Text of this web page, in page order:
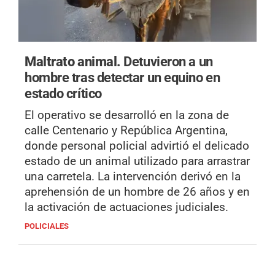
Maltrato animal. Detuvieron a un
hombre tras detectar un equino en
estado crítico
El operativo se desarrolló en la zona de
calle Centenario y República Argentina,
donde personal policial advirtió el delicado
estado de un animal utilizado para arrastrar
una carretela. La intervención derivó en la
aprehensión de un hombre de 26 años y en
la activación de actuaciones judiciales.
POLICIALES